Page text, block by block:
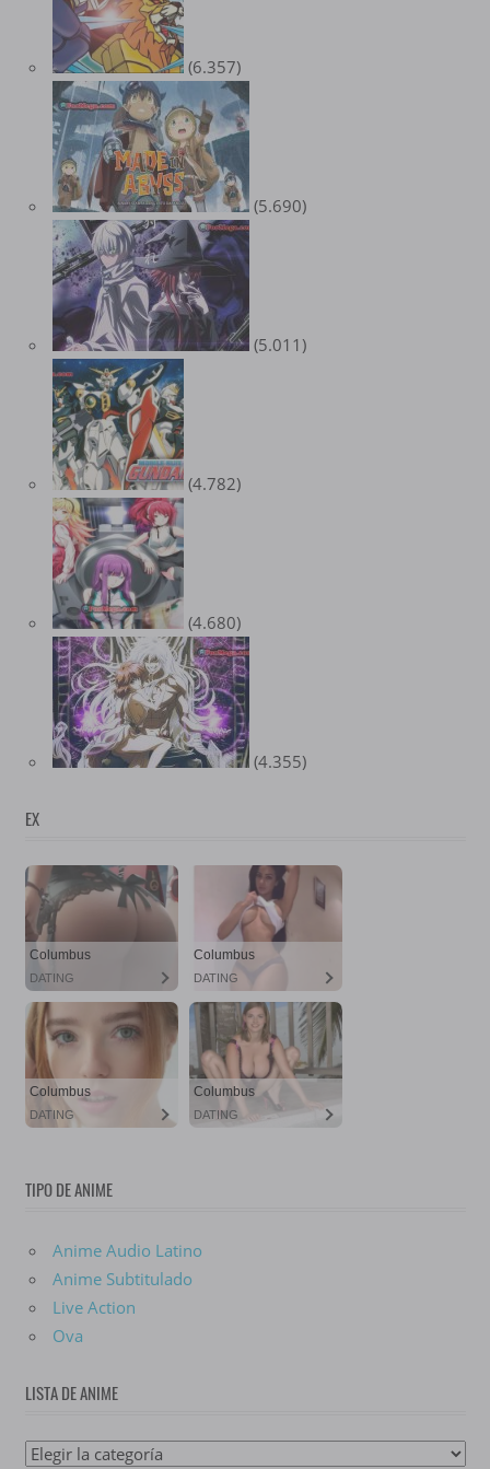
(6.357)
(5.690)
(5.011)
(4.782)
(4.680)
(4.355)
EX
TIPO DE ANIME
Anime Audio Latino
Anime Subtitulado
Live Action
Ova
LISTA DE ANIME
Lista